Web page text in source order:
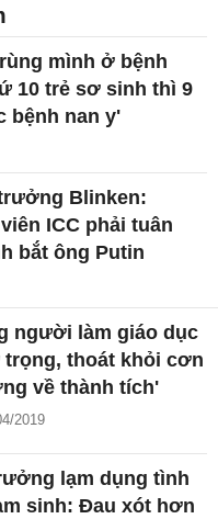
mình ở bệnh
10 trẻ sơ sinh thì 9
bệnh nan y'
Blinken:
ICC phải tuân
bắt ông Putin
người làm giáo dục
trọng, thoát khỏi cơn
về thành tích'
2019
lạm dụng tình
sinh: Đau xót hơn